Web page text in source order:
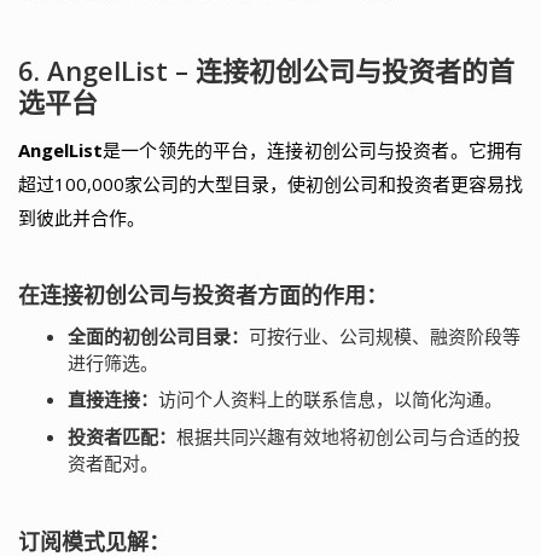
6. AngelList – 连接初创公司与投资者的首
选平台
AngelList是一个领先的平台，连接初创公司与投资者。它拥有
超过100,000家公司的大型目录，使初创公司和投资者更容易找
到彼此并合作。
在连接初创公司与投资者方面的作用：
全面的初创公司目录： 可按行业、公司规模、融资阶段等
进行筛选。
直接连接： 访问个人资料上的联系信息，以简化沟通。
投资者匹配： 根据共同兴趣有效地将初创公司与合适的投
资者配对。
订阅模式见解：